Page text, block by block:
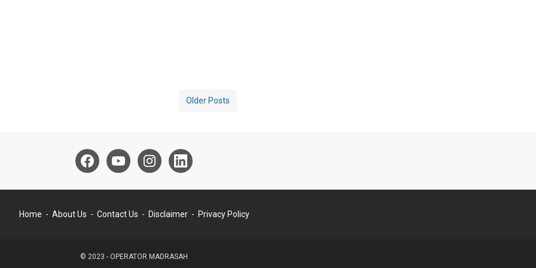
Older Posts
Home About Us Contact Us Disclaimer Privacy Policy
© 2023 - OPERATOR MADRASAH